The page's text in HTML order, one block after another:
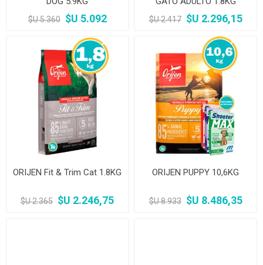
$U 5.360 $U 5.092 $U 2.417 $U 2.296,15
ORIJEN Fit & Trim Cat 1.8KG
$U 2.365 $U 2.246,75
ORIJEN PUPPY 10,6KG
$U 8.933 $U 8.486,35